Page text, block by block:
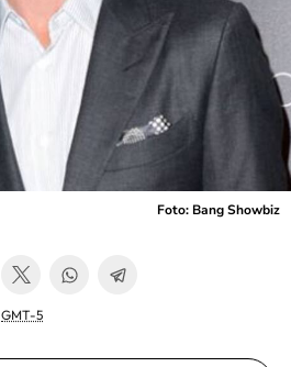
Foto: Bang Showbiz
GMT-5